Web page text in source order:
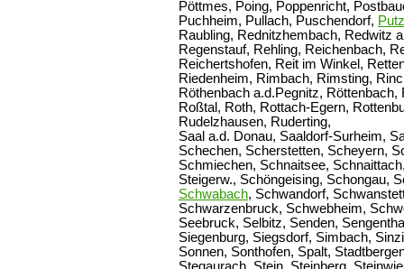
Pöttmes, Poing, Poppenricht,
Puchheim, Pullach, Puschendorf,
Raubling, Rednitzhembach, Redwitz
Regenstauf, Rehling, Reichenbach,
Reichertshofen, Reit im Winkel,
Riedenheim, Rimbach, Rimsting,
Röthenbach a.d.Pegnitz,
Roßtal, Roth, Rottach-Egern,
Rudelzhausen, Ruderting,
Saal a.d. Donau, Saaldorf-Surheim,
Schechen, Scherstetten, Scheyern,
Schmiechen, Schnaitsee,
Steigerw., Schöngeising, Schongau,
Schwabach, Schwandorf,
Schwarzenbruck, Schwebheim,
Seebruck, Selbitz, Senden,
Siegenburg, Siegsdorf, Simbach,
Sonnen, Sonthofen, Spalt,